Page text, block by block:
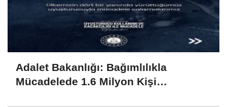
Adalet Bakanlığı: Bağımlılıkla
Mücadelede 1.6 Milyon Kişi